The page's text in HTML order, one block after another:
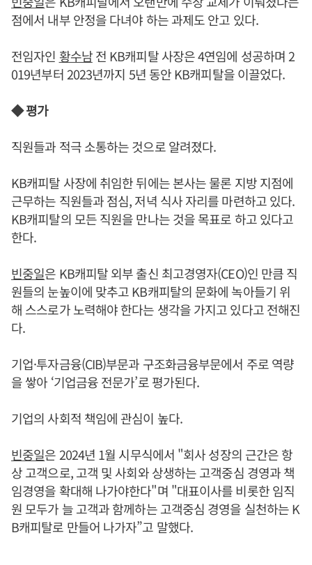
점에서 내부 안정을 다녀야 하는 과제도 안고 있다.
전임자인 황수남전 KB캐피탈 사장은 4연임에 성공하며 2
019년부터 2023년까지 5년 동안 KB캐피탈을 이끌었다.
◆ 평가
직원들과 적극 소통하는 것으로 알려졌다.
KB캐피탈 사장에 취임한 뒤에는 본사는 물론 지방 지점에
근무하는 직원들과 점심, 저녁 식사 자리를 마련하고 있다.
KB캐피탈의 모든 직원을 만나는 것을 목표로 하고 있다고
한다.
빈중일은 KB캐피탈 외부 출신 최고경영자(CEO)인 만큼 직
원들의 눈높이에 맞추고 KB캐피탈의 문화에 녹아들기 위
해 스스로가 노력해야 한다는 생각을 가지고 있다고 전해진
다.
기업·투자금융(CIB)부문과 구조화금융부문에서 주로 역량
을 쌓아 ‘기업금융 전문가’로 평가된다.
기업의 사회적 책임에 관심이 높다.
빈중일은 2024년 1월 시무식에서 "회사 성장의 근간은 항
상 고객으로, 고객 및 사회와 상생하는 고객중심 경영과 책
임경영을 확대해 나가야한다"며 "대표이사를 비롯한 임직
원 모두가 늘 고객과 함께하는 고객중심 경영을 실천하는 K
B캐피탈로 만들어 나가자”고 말했다.